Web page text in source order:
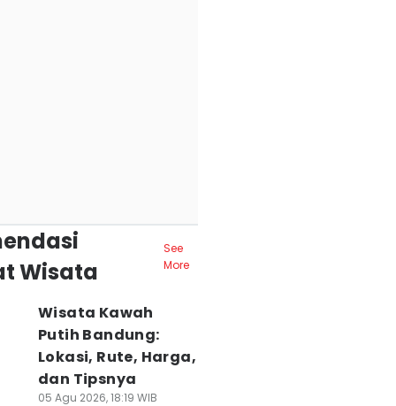
Wisata
See
More
Wisata Kawah
Putih Bandung:
Lokasi, Rute, Harga,
dan Tipsnya
05 Agu 2026, 18:19 WIB